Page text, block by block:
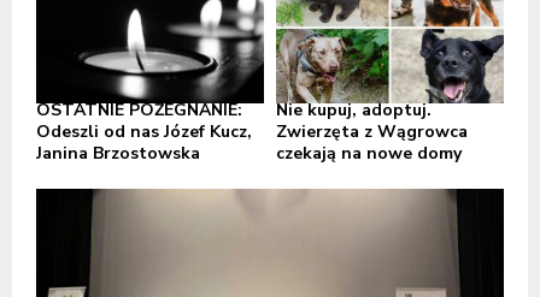
OSTATNIE POŻEGNANIE:
Odeszli od nas Józef Kucz,
Janina Brzostowska
Nie kupuj, adoptuj.
Zwierzęta z Wągrowca
czekają na nowe domy